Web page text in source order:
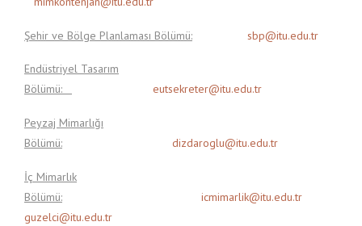
Şehir ve Bölge Planlaması Bölümü: sbp@itu.edu.tr
Endüstriyel Tasarım
Bölümü:
eutsekreter@itu.edu.tr
Peyzaj Mimarlığı
Bölümü:
dizdaroglu@itu.edu.tr
İç Mimarlık
Bölümü:
icmimarlik@itu.edu.tr
guzelci@itu.edu.tr